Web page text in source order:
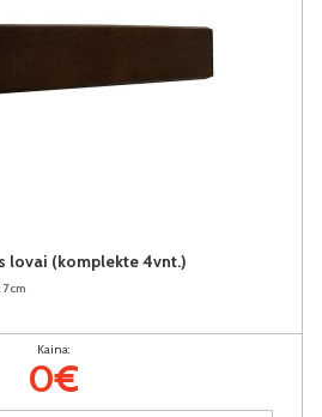
lovai (komplekte 4vnt.)
7cm
Kaina:
0€